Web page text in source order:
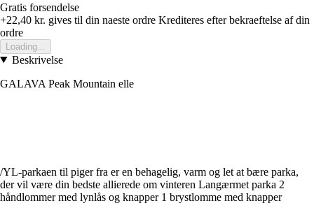
Gratis forsendelse
+22,40 kr. gives til din naeste ordre Krediteres efter bekraeftelse af din
ordre
Loading...
Beskrivelse
GALAVA Peak Mountain elle
/YL-parkaen til piger fra er en behagelig, varm og let at bære parka,
der vil være din bedste allierede om vinteren Langærmet parka 2
håndlommer med lynlås og knapper 1 brystlomme med knapper